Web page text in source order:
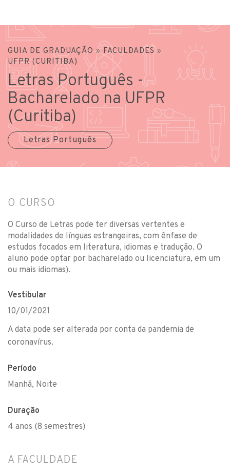
GUIA DE GRADUAÇÃO»FACULDADES»
UFPR (CURITIBA)
Letras Português -
Bacharelado na UFPR
(Curitiba)
Letras Português
O CURSO
O Curso de Letras pode ter diversas vertentes e
modalidades de línguas estrangeiras, com ênfase de
estudos focados em literatura, idiomas e tradução. O
aluno pode optar por bacharelado ou licenciatura, em um
ou mais idiomas).
Vestibular
10/01/2021
A data pode ser alterada por conta da pandemia de
coronavírus.
Período
Manhã, Noite
Duração
4 anos (8 semestres)
A FACULDADE